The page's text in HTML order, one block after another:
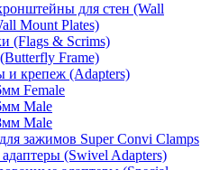
для стен (Wall
Mount Plates)
(Flags & Scrims)
Frame)
крепеж (Adapters)
Female
Male
Male
зажимов Super Convi Clamps
(Swivel Adapters)